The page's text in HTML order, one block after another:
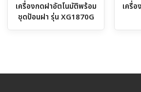
เครื่องกดฝาอัตโนมัติพร้อม
ชุดป้อนฝา รุ่น XG1870G
เครื่